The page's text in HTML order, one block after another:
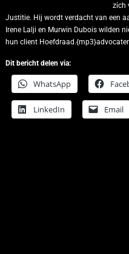
zich
Justitie. Hij wordt verdacht van een
Irene Lalji en Murwin Dubois wilden
hun client
Dit bericht delen via:
WhatsApp
LinkedIn Email